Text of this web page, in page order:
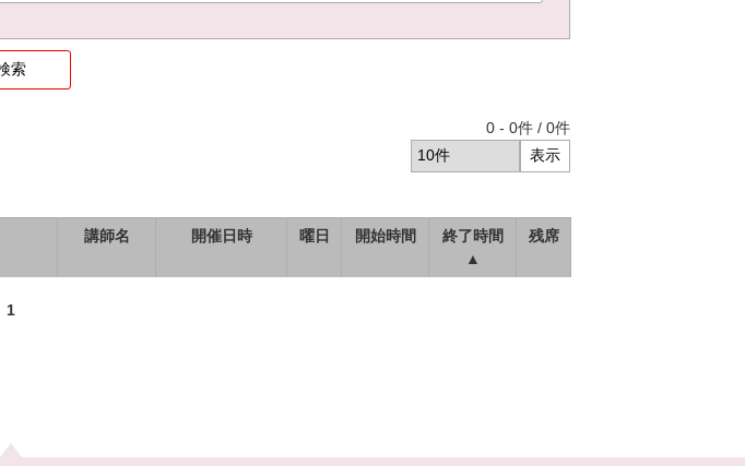
0 - 0件 / 0件
講師名 開催日時 曜日 開始時間
終了時間
▲
残席
1